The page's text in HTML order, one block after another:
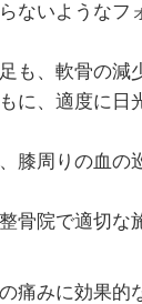
ないようなフ
も、軟骨の減
に、適度に日
膝周りの血の
骨院で適切な
痛みに効果的